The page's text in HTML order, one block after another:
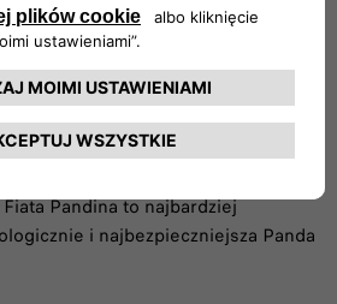
miłość ludzi do modelu
produkcji co najmniej do 2027
d’Arco we Włoszech
Pandina to najbardziej
i najbezpieczniejsza Panda